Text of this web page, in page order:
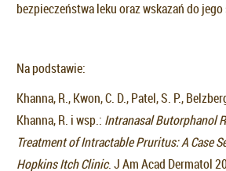
bezpieczeństwa leku oraz wskazań do
Na podstawie:
Khanna, R., Kwon, C. D., Patel, S. P.,
Khanna, R. i wsp.: Intranasal Butorphanol
Treatment of Intractable Pruritus: A Case
Hopkins Itch Clinic. J Am Acad Dermatol